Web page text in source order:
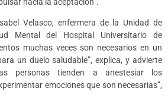
Velasco, enfermera de la Unidad de
Mental del Hospital Universitario de
muchas veces son necesarios en un
un duelo saludable”, explica, y advierte
personas tienden a anestesiar los
emociones que son necesarias”,